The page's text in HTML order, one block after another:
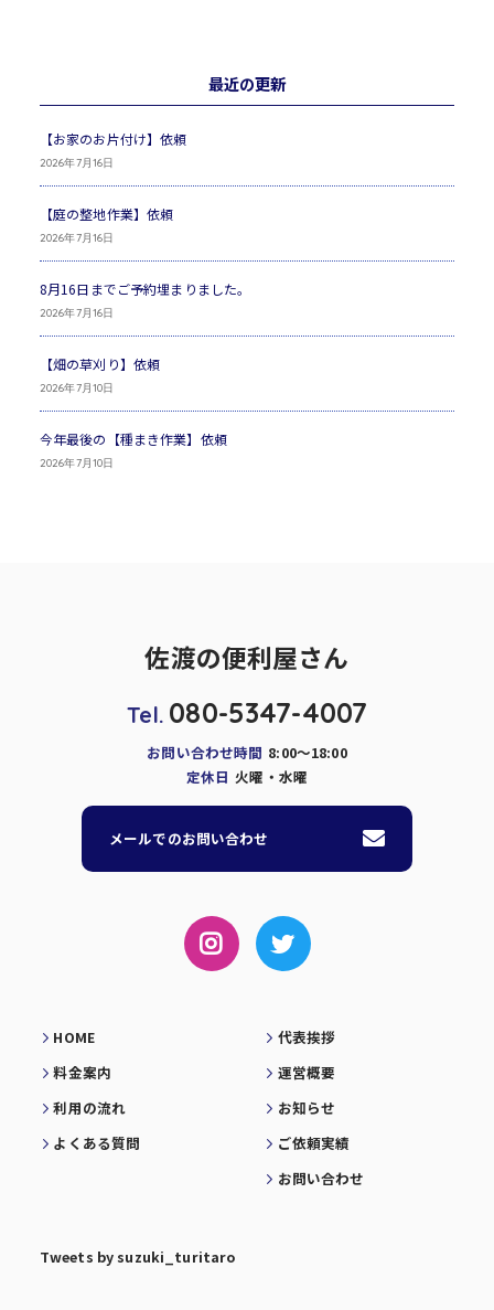
最近の更新
【お家のお片付け】依頼
2026年7月16日
【庭の整地作業】依頼
2026年7月16日
8月16日までご予約埋まりました。
2026年7月16日
【畑の草刈り】依頼
2026年7月10日
今年最後の【種まき作業】依頼
2026年7月10日
佐渡の便利屋さん
Tel. 080-5347-4007
お問い合わせ時間 8:00～18:00
定休日 火曜・水曜
メールでのお問い合わせ
HOME
料金案内
利用の流れ
よくある質問
代表挨拶
運営概要
お知らせ
ご依頼実績
お問い合わせ
Tweets by suzuki_turitaro